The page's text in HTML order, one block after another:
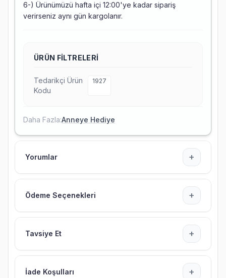
6-) Ürünümüzü hafta içi 12:00'ye kadar sipariş
verirseniz aynı gün kargolanır.
ÜRÜN FILTRELERI
Tedarikçi Ürün
Kodu
1927
Daha Fazla:Anneye Hediye
Yorumlar +
Ödeme Seçenekleri +
Tavsiye Et +
İade Koşulları +